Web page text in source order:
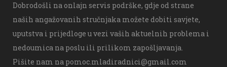
Dobrodošli na onlajn servis podrške, gdje od strane
naših angažovanih stručnjaka možete dobiti savjete,
uputstva i prijedloge u vezi vaših aktuelnih problema i
nedoumica na poslu ili prilikom zapošljavanja.
Pišite nam na pomoc.mladiradnici@gmail.com